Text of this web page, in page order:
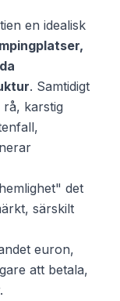
en idealisk
. Samtidigt
rå, karstig
det
särskilt
euron,
att betala,